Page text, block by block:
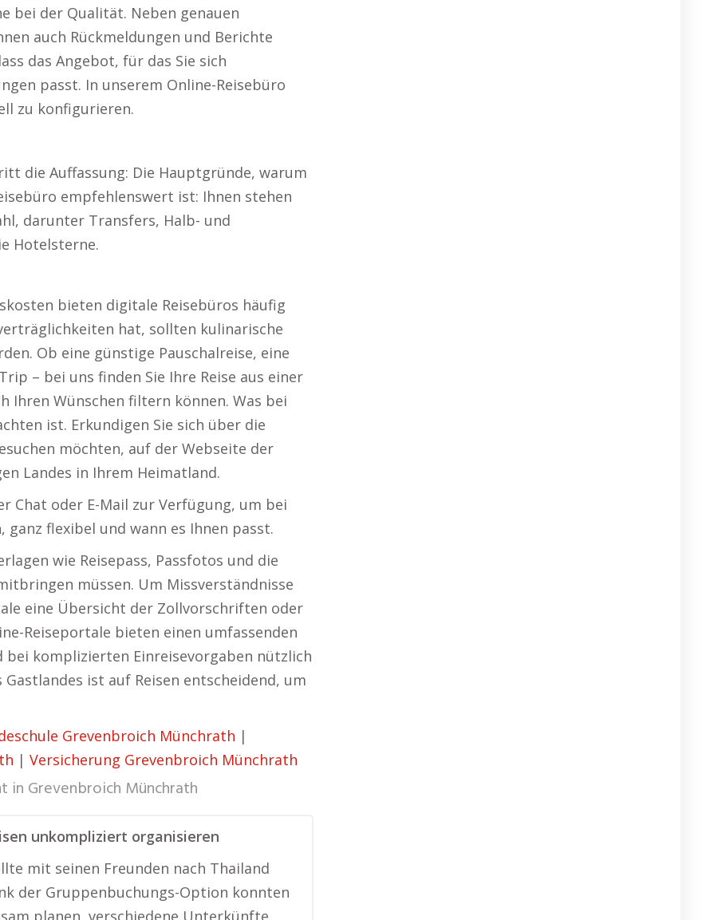
bei der Qualität. Neben genauen
auch Rückmeldungen und Berichte
das Angebot, für das Sie sich
passt. In unserem Online-Reisebüro
zu konfigurieren.
die Auffassung: Die Hauptgründe, warum
empfehlenswert ist: Ihnen stehen
darunter Transfers, Halb- und
Hotelsterne.
bieten digitale Reisebüros häufig
hat, sollten kulinarische
Ob eine günstige Pauschalreise, eine
– bei uns finden Sie Ihre Reise aus einer
Ihren Wünschen filtern können. Was bei
ist. Erkundigen Sie sich über die
möchten, auf der Webseite der
Landes in Ihrem Heimatland.
Chat oder E-Mail zur Verfügung, um bei
ganz flexibel und wann es Ihnen passt.
wie Reisepass, Passfotos und die
müssen. Um Missverständnisse
eine Übersicht der Zollvorschriften oder
Reiseportale bieten einen umfassenden
bei komplizierten Einreisevorgaben nützlich
ist auf Reisen entscheidend, um
Grevenbroich Münchrath |
| Versicherung Grevenbroich Münchrath
in Grevenbroich Münchrath
unkompliziert organisieren
mit seinen Freunden nach Thailand
der Gruppenbuchungs-Option konnten
planen, verschiedene Unterkünfte